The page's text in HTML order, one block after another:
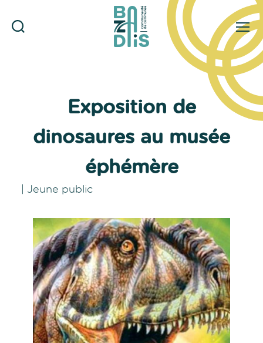
Menu
Exposition de
dinosaures au musée
éphémère
| Jeune public